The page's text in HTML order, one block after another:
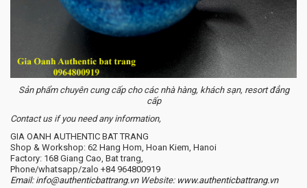
Sản phẩm chuyên cung cấp cho các nhà hàng, khách sạn, resort đẳng
cấp
Contact us if you need any information,
GIA OANH AUTHENTIC BAT TRANG
Shop & Workshop: 62 Hang Hom, Hoan Kiem, Hanoi
Factory: 168 Giang Cao, Bat trang,
Phone/whatsapp/zalo +84 964800919
Email: info@authenticbattrang.vn​ Website: www.authenticbattrang.vn